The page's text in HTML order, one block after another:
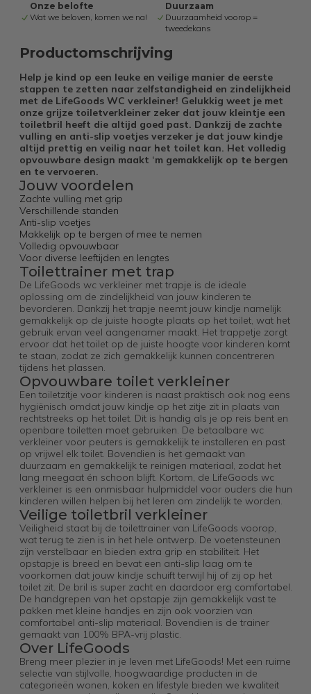
Onze belofte
Wat we beloven, komen we na!
Duurzaam
Duurzaamheid voorop =
tweedekans
Productomschrijving
Help je kind op een leuke en veilige manier de eerste
stappen te zetten naar zelfstandigheid en zindelijkheid
met de LifeGoods WC verkleiner! Gelukkig weet je met
onze grijze toiletverkleiner zeker dat jouw kleintje een
toiletbril heeft die altijd goed past. Dankzij de zachte
vulling en anti-slip voetjes verzeker je dat jouw kindje
altijd prettig en veilig naar het toilet kan. Het volledig
opvouwbare design maakt ‘m gemakkelijk op te bergen
en te vervoeren.
​​Jouw voordelen
Zachte vulling met grip
Verschillende standen
Anti-slip voetjes
Makkelijk op te bergen of mee te nemen
Volledig opvouwbaar
Voor diverse leeftijden en lengtes
Toilettrainer met trap
De LifeGoods wc verkleiner met trapje is de ideale
oplossing om de zindelijkheid van jouw kinderen te
bevorderen. Dankzij het trapje neemt jouw kindje namelijk
gemakkelijk op de juiste hoogte plaats op het toilet, wat het
gebruik ervan veel aangenamer maakt. Het trappetje zorgt
ervoor dat het toilet op de juiste hoogte voor kinderen komt
te staan, zodat ze zich gemakkelijk kunnen concentreren
tijdens het plassen.
Opvouwbare toilet verkleiner
Een toiletzitje voor kinderen is naast praktisch ook nog eens
hygiënisch omdat jouw kindje op het zitje zit in plaats van
rechtstreeks op het toilet. Dit is handig als je op reis bent en
openbare toiletten moet gebruiken. De betaalbare wc
verkleiner voor peuters is gemakkelijk te installeren en past
op vrijwel elk toilet. Bovendien is het gemaakt van
duurzaam en gemakkelijk te reinigen materiaal, zodat het
lang meegaat én schoon blijft. Kortom, de LifeGoods wc
verkleiner is een onmisbaar hulpmiddel voor ouders die hun
kinderen willen helpen bij het leren om zindelijk te worden.
Veilige toiletbril verkleiner
Veiligheid staat bij de toilettrainer van LifeGoods voorop,
wat terug te zien is in het hele ontwerp. De voetensteunen
zijn verstelbaar en bieden extra grip en stabiliteit. Het
opstapje is breed en bevat een anti-slip laag om te
voorkomen dat jouw kindje schuift terwijl hij of zij op het
toilet zit. De bril is super zacht en daardoor erg comfortabel.
De handgrepen van het opstapje zijn gemakkelijk vast te
pakken met kleine handjes en zijn ook voorzien van
comfortabel anti-slip materiaal. Bovendien is de trainer
gemaakt van 100% BPA-vrij plastic.
Over LifeGoods
Breng meer plezier in je leven met LifeGoods! Met een ruime
selectie van stijlvolle, hoogwaardige producten in de
categorieën wonen, koken en lifestyle bieden we kwaliteit